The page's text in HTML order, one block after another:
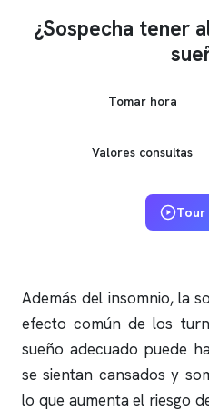
¿Sospecha tener
Tomar hora
Valores consultas
Además del insomnio, la
efecto común de los
sueño adecuado puede
se sientan cansados y
lo que aumenta el riesgo